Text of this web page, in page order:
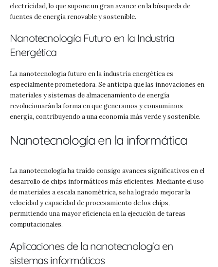
electricidad, lo que supone un gran avance en la búsqueda de
fuentes de energía renovable y sostenible.
Nanotecnología Futuro en la Industria
Energética
La nanotecnologia futuro en la industria energética es
especialmente prometedora. Se anticipa que las innovaciones en
materiales y sistemas de almacenamiento de energía
revolucionarán la forma en que generamos y consumimos
energía, contribuyendo a una economía más verde y sostenible.
Nanotecnología en la informática
La nanotecnología ha traído consigo avances significativos en el
desarrollo de chips informáticos más eficientes. Mediante el uso
de materiales a escala nanométrica, se ha logrado mejorar la
velocidad y capacidad de procesamiento de los chips,
permitiendo una mayor eficiencia en la ejecución de tareas
computacionales.
Aplicaciones de la nanotecnología en
sistemas informáticos